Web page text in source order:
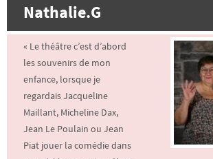
Nathalie.G
« Le théâtre c’est d’abord
les souvenirs de mon
enfance, lorsque je
regardais Jacqueline
Maillant, Micheline Dax,
Jean Le Poulain ou Jean
Piat jouer la comédie dans